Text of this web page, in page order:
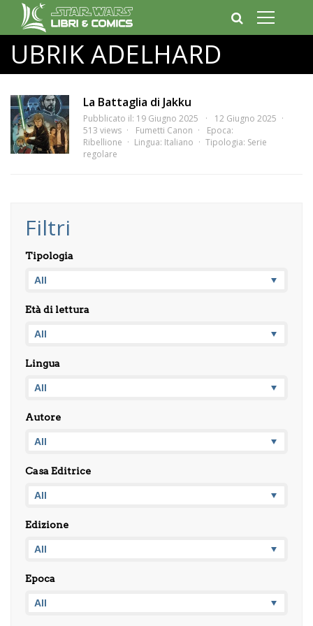
UBRIK ADELHARD
La Battaglia di Jakku
Pubblicato il: 19 Giugno 2025
12 Giugno 2025
513 views
Fumetti Canon
Epoca:
Ribellione
Lingua: Italiano Tipologia: Serie
regolare
Filtri
Tipologia
Età di lettura
Lingua
Autore
Casa Editrice
Edizione
Epoca